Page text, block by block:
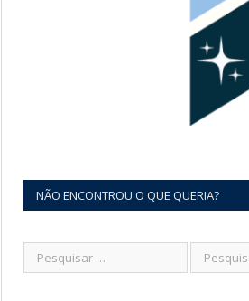
NÃO ENCONTROU O QUE QUERIA?